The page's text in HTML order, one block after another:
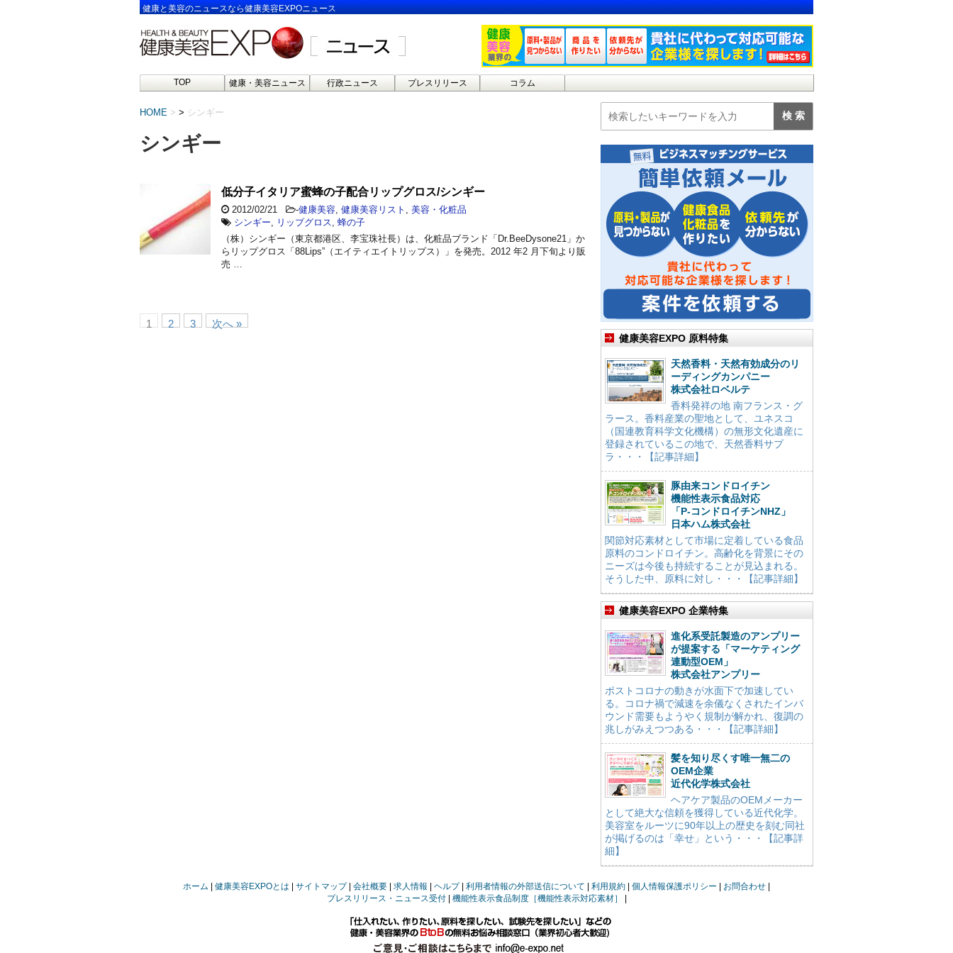
健康と美容のニュースなら健康美容EXPOニュース
TOP 健康・美容ニュース 行政ニュース プレスリリース コラム
HOME > シンギー
シンギー
低分子イタリア蜜蜂の子配合リップグロス/シンギー
2012/02/21 -健康美容 健康美容リスト
美容・化粧品
シンギー
リップグロス
蜂の子
（株）シンギー（東京都港区、李宝珠社長）は、化粧品ブランド「Dr.BeeDysone21」か
らリップグロス「88Lips”（エイティエイトリップス）」を発売。2012 年2 月下旬より販
売 …
1 2 3 次へ »
健康美容EXPO 原料特集
天然香料・天然有効成分のリ
ーディングカンパニー
株式会社ロベルテ
香料発祥の地 南フランス・グ
ラース。香料産業の聖地として、ユネスコ
（国連教育科学文化機構）の無形文化遺産に
登録されているこの地で、天然香料サプ
ラ・・・【記事詳細】
豚由来コンドロイチン
機能性表示食品対応
「P-コンドロイチンNHZ」
日本ハム株式会社
関節対応素材として市場に定着している食品
原料のコンドロイチン。高齢化を背景にその
ニーズは今後も持続することが見込まれる。
そうした中、原料に対し・・・【記事詳細】
健康美容EXPO 企業特集
進化系受託製造のアンプリー
が提案する「マーケティング
連動型OEM」
株式会社アンプリー
ポストコロナの動きが水面下で加速してい
る。コロナ禍で減速を余儀なくされたインバ
ウンド需要もようやく規制が解かれ、復調の
兆しがみえつつある・・・【記事詳細】
髪を知り尽くす唯一無二の
OEM企業
近代化学株式会社
ヘアケア製品のOEMメーカー
として絶大な信頼を獲得している近代化学。
美容室をルーツに90年以上の歴史を刻む同社
が掲げるのは「幸せ」という・・・【記事詳
細】
ホーム 健康美容EXPOとは サイトマップ 会社概要 求人情報 ヘルプ 利用者情報の外部送信について 利用規約 個人情報保護ポリシー
お問合わせ
プレスリリース・ニュース受付
機能性表示食品制度［機能性表示対応素材］